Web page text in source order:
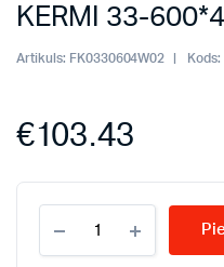
KERMI 33-
Artikuls: FK0330604W02 Kods:
€103.43
600*400